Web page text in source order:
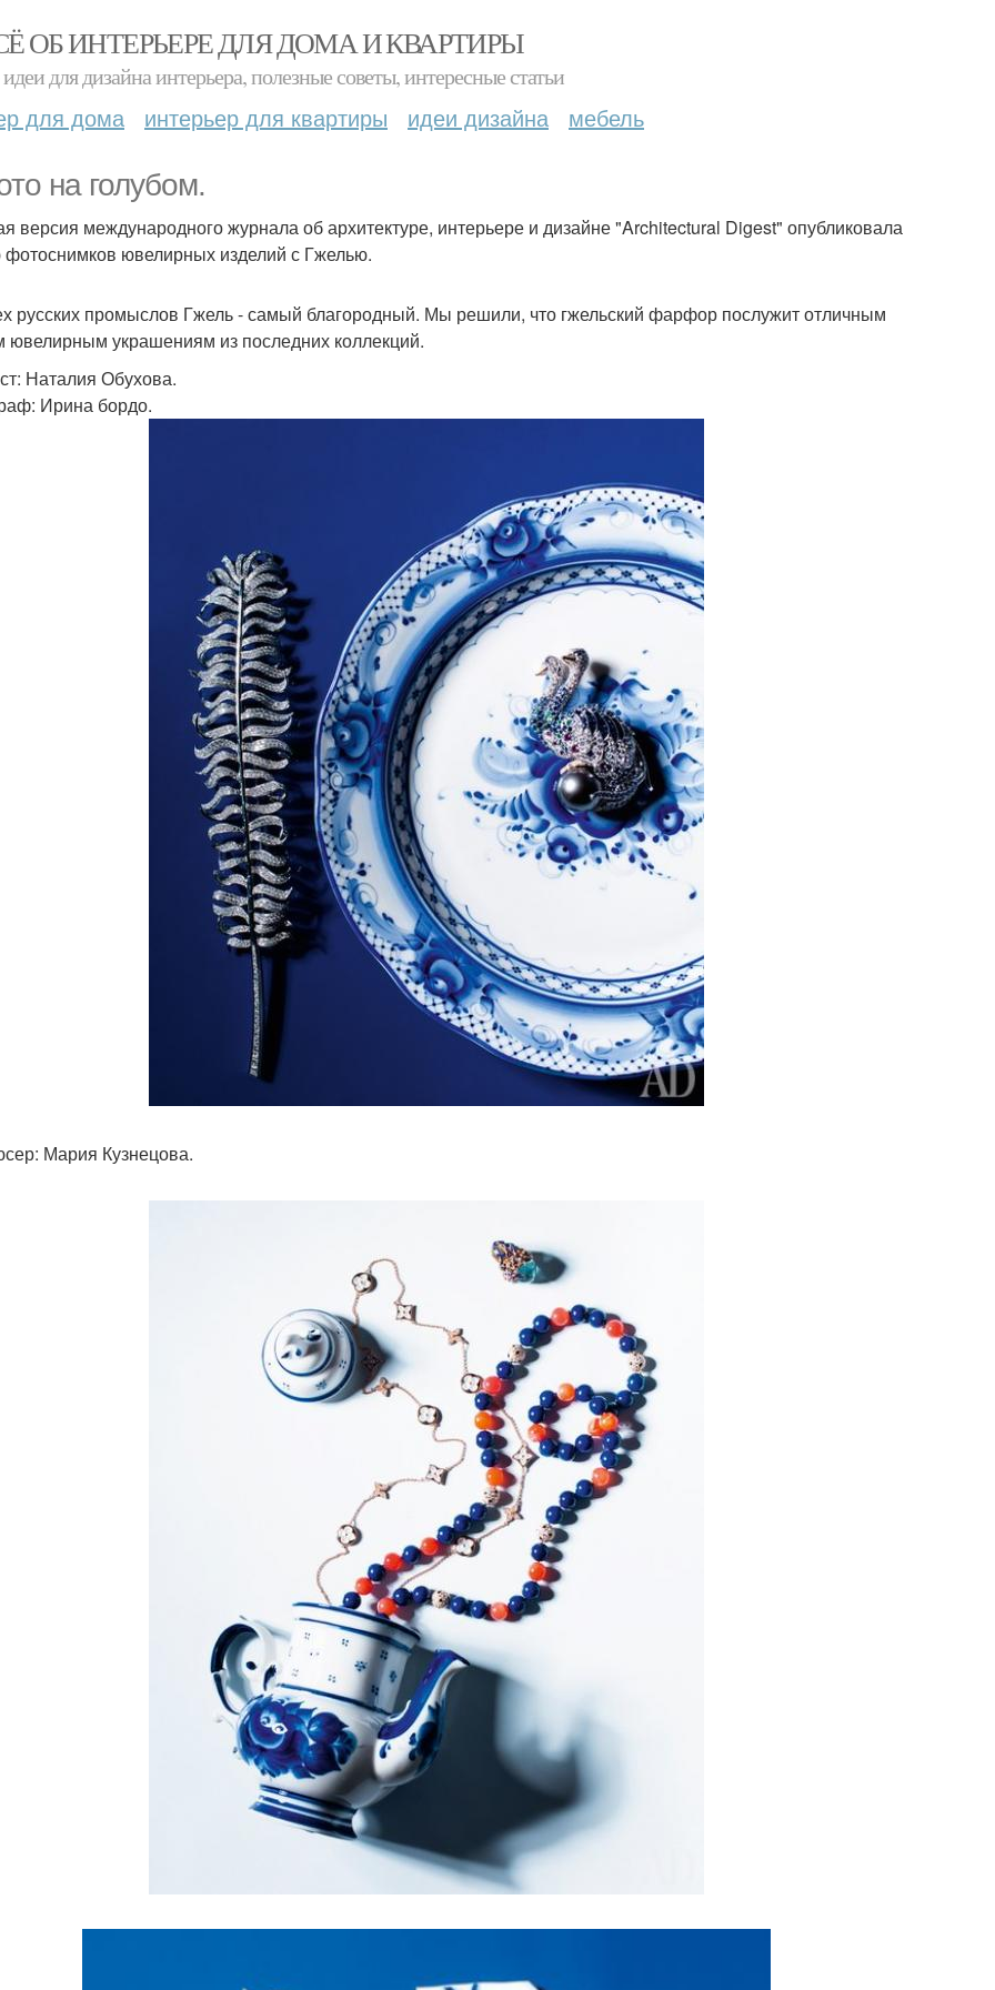
ОБ ИНТЕРЬЕРЕ ДЛЯ ДОМА И КВАРТИРЫ
для дизайна интерьера, полезные советы, интересные статьи
для дома интерьер для квартиры идеи дизайна мебель
на голубом.
версия международного журнала об архитектуре, интерьере и дизайне "Architectural Digest" опубликовала
ювелирных изделий с Гжелью.
русских промыслов Гжель - самый благородный. Мы решили, что гжельский фарфор послужит отличным
украшениям из последних коллекций.
Наталия Обухова.
Ирина бордо.
Мария Кузнецова.